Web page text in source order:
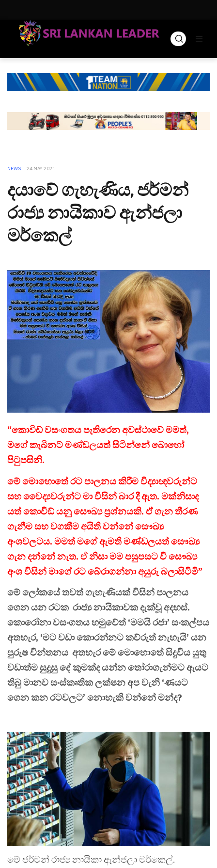
NEWS 24 MAY 2021
දයාවේ ගැහැණිය, ජර්මන්
රාජ්‍ය නායිකාව ඇන්ජලා
මර්කෙල්
“කොවිඩ් වසංගතය පැතිරෙන අවස්ථාවේ මමත්,
මගේ කැබිනට් මණ්ඩලයත් සිටින්නේ බොහෝ
පිටුපසිනි.
මේ මොහොතේ රට පාලනය කිරීම විද්‍යාඥවරුන්ට
සහ වෛද්‍යවරුන්ට මා විසින් බාර දී ඇත. මක්නිසාද
යත් කොවිඩ් යනු සෞඛ්‍ය ප්‍රශ්නයකි. ඒ ගැන තීරණ
ගැනීම සහ වගකීම අයිති වන්නේ සෞඛ්‍ය
අංශවලටය. මමත් මගේ ඇමති මණ්ඩලයත් සෞඛ්‍ය
ගැන දන්නේ නැත. ඒ නිසා මම පසුපසට වී සෞඛ්‍ය
අංශ විසින් මාගේ රට බේරාගන්නා අයුරු බලාසිටිමි”
මේ ලෝකයේ තවත් ගැහැණියක් විසින් පාලනය
ගෙන යන රටක රාජ්‍ය නායිකාවක දැක්වූ අදහස්.
කොරෝනා වසංගතය හමුවේත් ‘මමයි රජා’ සංකල්පය
අතහැර, ‘මට වඩා කොරන්නට කව්රුත් නැහැයි’ යන
පුරුෂ චින්තනය අතහැර මේ මොහොතේ සිදුවිය යුතු
වඩාත්ම සුදුසු දේ කුමක්ද යන්න තෝරාගැන්මට ඇයට
තිබු මානව සංස්කෘතික ලක්ෂන අප වැනි ‘ණයට
ගෙන කන රටවලට’ නොහැකි වන්නේ මන්ද?
මේ ජර්මන් රාජ්‍ය නායිකා ඇන්ජලා මර්කෙල්.